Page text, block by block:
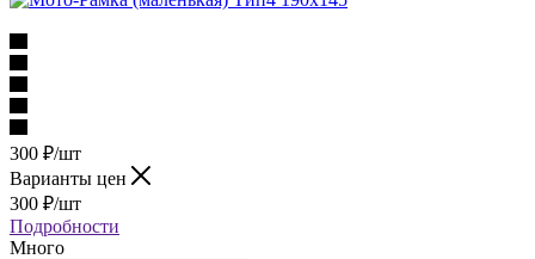
300 ₽/шт
Варианты цен
300 ₽/шт
Подробности
Много